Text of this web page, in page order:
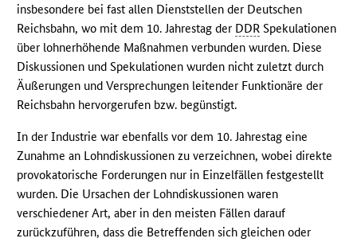
insbesondere bei fast allen Dienststellen der Deutschen
Reichsbahn, wo mit dem 10. Jahrestag der DDR Spekulationen
über lohnerhöhende Maßnahmen verbunden wurden. Diese
Diskussionen und Spekulationen wurden nicht zuletzt durch
Äußerungen und Versprechungen leitender Funktionäre der
Reichsbahn hervorgerufen bzw. begünstigt.
In der Industrie war ebenfalls vor dem 10. Jahrestag eine
Zunahme an Lohndiskussionen zu verzeichnen, wobei direkte
provokatorische Forderungen nur in Einzelfällen festgestellt
wurden. Die Ursachen der Lohndiskussionen waren
verschiedener Art, aber in den meisten Fällen darauf
zurückzuführen, dass die Betreffenden sich gleichen oder